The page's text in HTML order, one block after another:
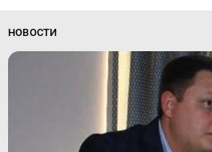
НОВОСТИ